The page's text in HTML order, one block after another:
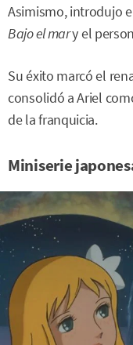
Asimismo, introdujo
Bajo el mary el
Su éxito marcó el
consolidó a Ariel
de la franquicia.
Miniserie